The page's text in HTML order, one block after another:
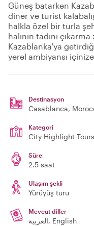
Güneş batarken
diner ve turist
halkla özel bir turla
halinin tadını çıkarma
Kazablanka'ya
yerel ambiyansı
Destinasyon
Casablanca,
Kategori
City Highlight Tours
Süre
2.5 saat
Ulaşım şekli
Yürüyüş turu
Mevcut diller
العربية, English